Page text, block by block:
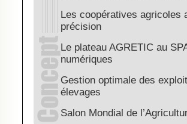
Les coopératives agricoles
précision
Le plateau AGRETIC au
numériques
Gestion optimale des
élevages
Salon Mondial de